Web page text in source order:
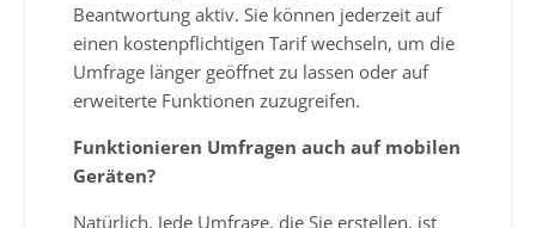
Beantwortung aktiv. Sie können jederzeit auf
einen kostenpflichtigen Tarif wechseln, um die
Umfrage länger geöffnet zu lassen oder auf
erweiterte Funktionen zuzugreifen.
Funktionieren Umfragen auch auf mobilen
Geräten?
Natürlich. Jede Umfrage, die Sie erstellen, ist